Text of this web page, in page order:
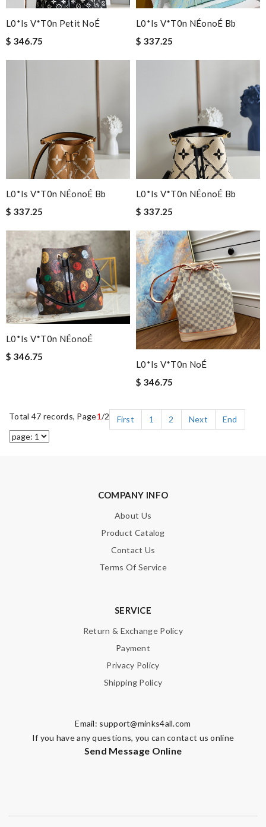
L0*is V*t0n Petit NoÉ
$ 346.75
L0*is V*t0n NÉonoÉ Bb
$ 337.25
L0*is V*t0n NÉonoÉ Bb
$ 337.25
L0*is V*t0n NÉonoÉ Bb
$ 337.25
L0*is V*t0n NÉonoÉ
$ 346.75
L0*is V*t0n NoÉ
$ 346.75
Total 47 records, Page1/2 First 1 2 Next End
COMPANY INFO
About Us
Product Catalog
Contact Us
Terms Of Service
SERVICE
Return & Exchange Policy
Payment
Privacy Policy
Shipping Policy
Email: support@minks4all.com
If you have any questions, you can contact us online
Send Message Online